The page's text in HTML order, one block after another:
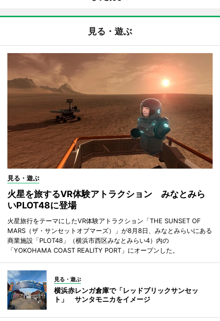
見る・遊ぶ
見る・遊ぶ
火星を旅するVR体験アトラクション みなとみら
いPLOT48に登場
火星旅行をテーマにしたVR体験アトラクション「THE SUNSET OF
MARS（ザ・サンセットオブマーズ）」が8月8日、みなとみらいにある
商業施設「PLOT48」（横浜市西区みなとみらい4）内の
「YOKOHAMA COAST REALITY PORT」にオープンした。
見る・遊ぶ
横浜赤レンガ倉庫で「レッドブリックサンセッ
ト」 サンタモニカをイメージ